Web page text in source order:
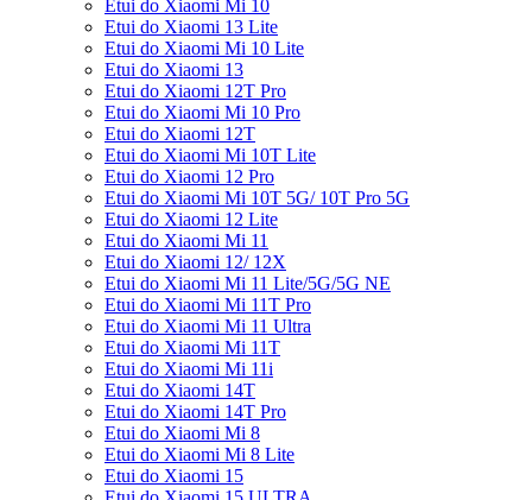
Etui do Xiaomi Mi 10
Etui do Xiaomi 13 Lite
Etui do Xiaomi Mi 10 Lite
Etui do Xiaomi 13
Etui do Xiaomi 12T Pro
Etui do Xiaomi Mi 10 Pro
Etui do Xiaomi 12T
Etui do Xiaomi Mi 10T Lite
Etui do Xiaomi 12 Pro
Etui do Xiaomi Mi 10T 5G/ 10T Pro 5G
Etui do Xiaomi 12 Lite
Etui do Xiaomi Mi 11
Etui do Xiaomi 12/ 12X
Etui do Xiaomi Mi 11 Lite/5G/5G NE
Etui do Xiaomi Mi 11T Pro
Etui do Xiaomi Mi 11 Ultra
Etui do Xiaomi Mi 11T
Etui do Xiaomi Mi 11i
Etui do Xiaomi 14T
Etui do Xiaomi 14T Pro
Etui do Xiaomi Mi 8
Etui do Xiaomi Mi 8 Lite
Etui do Xiaomi 15